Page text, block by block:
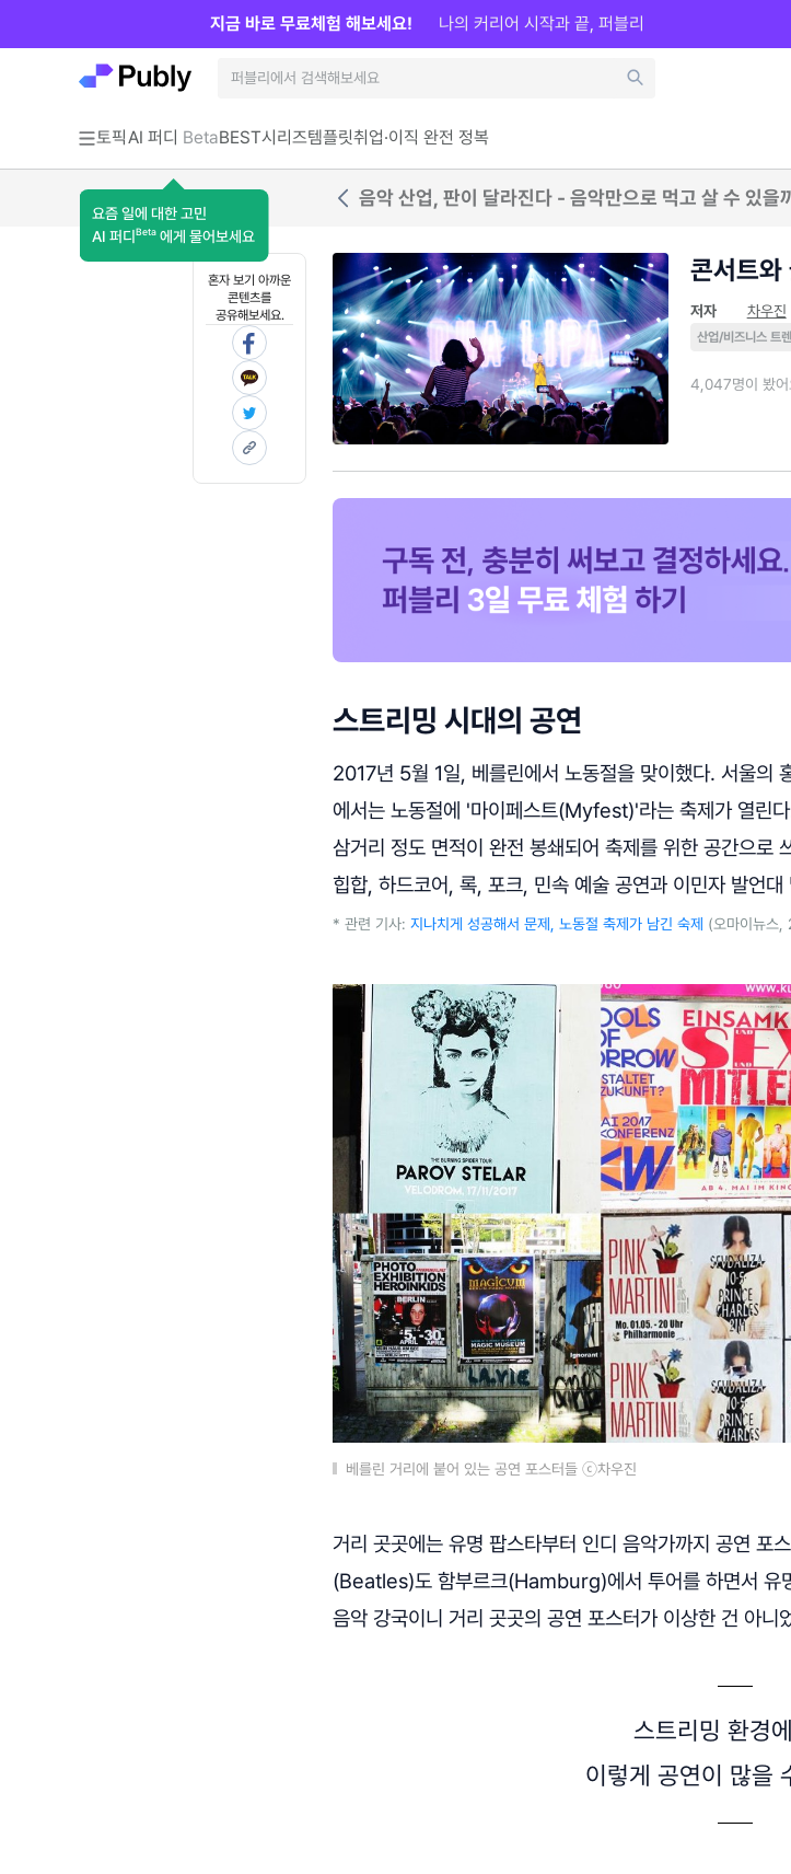
토픽AI 퍼디 Beta
요즘 일에 대한 고민
AI 퍼디 Beta 에게 물어보세요
BEST시리즈템플릿취업·이직 완전 정복
지금 바로 무료체험 해보세요! 나의 커리어 시작과 끝, 퍼블리
음악 산업, 판이 달라진다 - 음악만으로 먹고 살 수 있을
혼자 보기 아까운
콘텐츠를
공유해보세요.
콘서트와
저자 차우진
산업/비즈니스 트
4,047명이 봤
스트리밍 시대의 공연
2017년 5월 1일, 베를린에서 노동절을 맞이했다. 서울
에서는 노동절에 '마이페스트(Myfest)'라는 축제가 열린
삼거리 정도 면적이 완전 봉쇄되어 축제를 위한 공간으로
힙합, 하드코어, 록, 포크, 민속 예술 공연과 이민자 발언
* 관련 기사: 지나치게 성공해서 문제, 노동절 축제가 남긴 숙제 (오마이뉴스,
베를린 거리에 붙어 있는 공연 포스터들 ⓒ차우진
거리 곳곳에는 유명 팝스타부터 인디 음악가까지 공연 포
(Beatles)도 함부르크(Hamburg)에서 투어를 하면서 유
음악 강국이니 거리 곳곳의 공연 포스터가 이상한 건 아니
스트리밍 환경
이렇게 공연이 많을